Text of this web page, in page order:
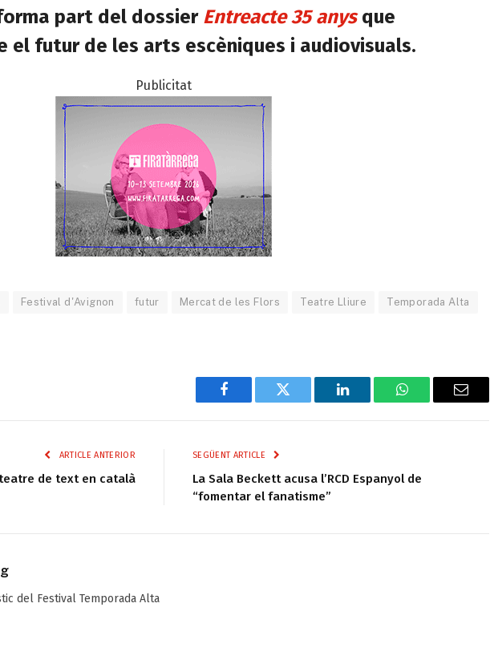
part del dossier Entreacte 35 anysque
el futur de les arts escèniques i audiovisuals.
Publicitat
Festival d'Avignon futur Mercat de les Flors Teatre Lliure Temporada Alta
Facebook Twitter LinkedIn WhatsAppEmail
ARTICLE ANTERIOR
de text en català
SEGÜENT ARTICLE
La Sala Beckett acusa l’RCD Espanyol de
“fomentar el fanatisme”
del Festival Temporada Alta